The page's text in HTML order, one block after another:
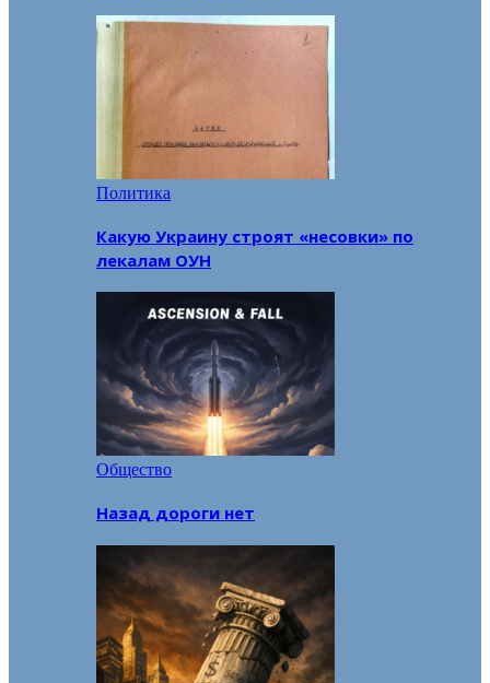
Политика
Какую Украину строят «несовки» по
лекалам ОУН
Общество
Назад дороги нет